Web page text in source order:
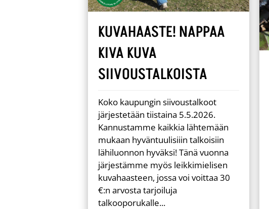
KUVAHAASTE! NAPPAA
KIVA KUVA
SIIVOUSTALKOISTA
Koko kaupungin siivoustalkoot
järjestetään tiistaina 5.5.2026.
Kannustamme kaikkia lähtemään
mukaan hyväntuulisiiin talkoisiin
lähiluonnon hyväksi! Tänä vuonna
järjestämme myös leikkimielisen
kuvahaasteen, jossa voi voittaa 30
€:n arvosta tarjoiluja
talkooporukalle...